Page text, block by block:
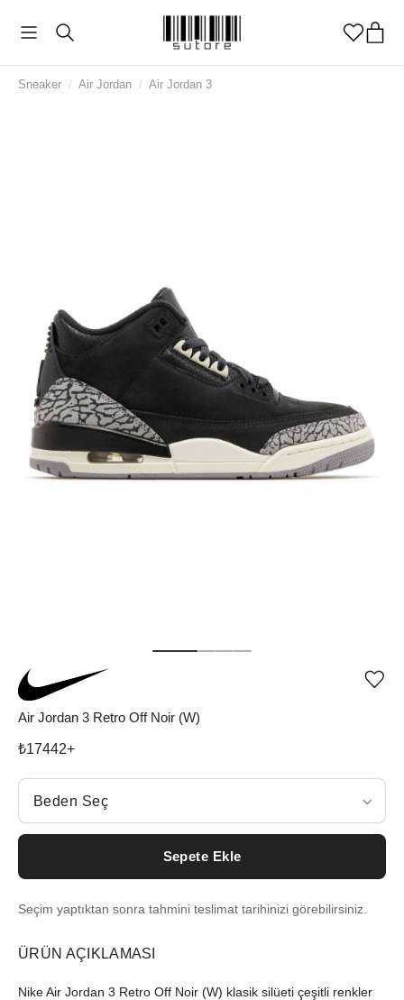
Sneaker / Air Jordan / Air Jordan 3
Air Jordan 3 Retro Off Noir (W)
₺17442+
Beden Seç
Beden Seç
Sepete Ekle
Seçim yaptıktan sonra tahmini teslimat tarihinizi görebilirsiniz.
ÜRÜN AÇIKLAMASI
Nike Air Jordan 3 Retro Off Noir (W) klasik silüeti çeşitli renkler